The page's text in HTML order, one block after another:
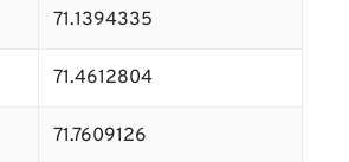
71.1394335
71.4612804
71.7609126